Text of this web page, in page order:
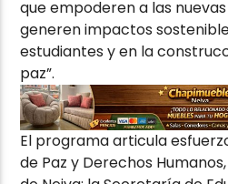
que empoderen a las
generen impactos
estudiantes y en la
paz”.
El programa articula
de Paz y Derechos